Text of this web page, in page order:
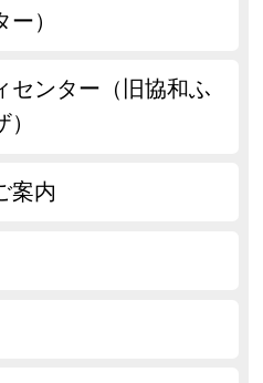
）
センター（旧協和ふ
案内